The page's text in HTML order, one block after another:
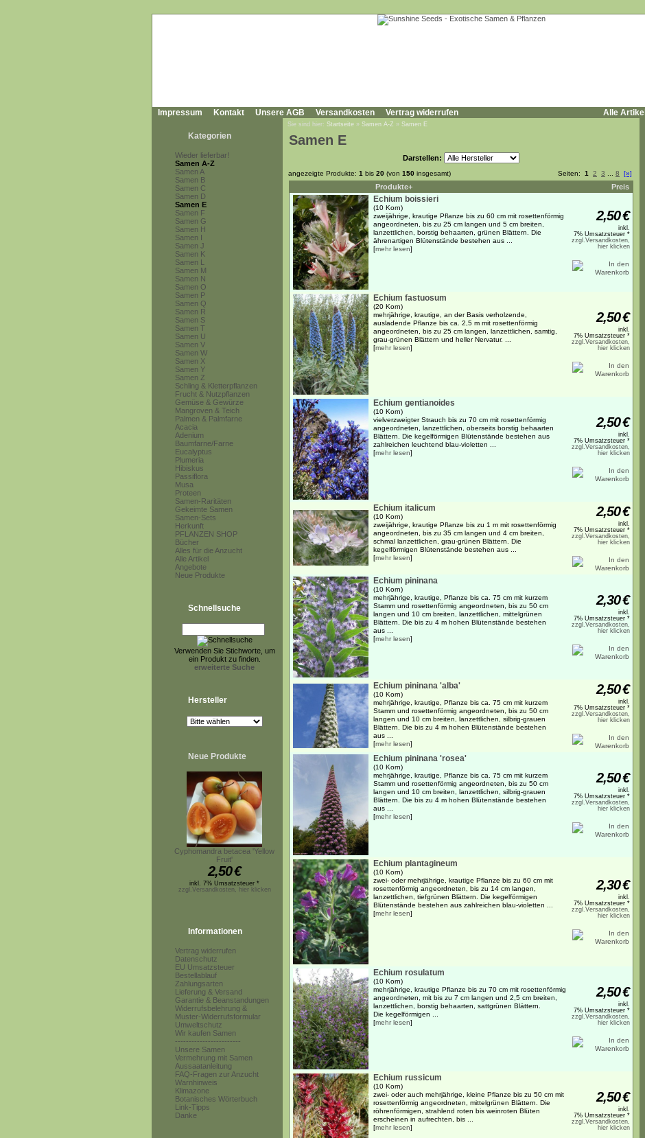
Impressum Kontakt Unsere AGB Versandkosten Vertrag widerrufen Alle Artikel
Kategorien
Wieder lieferbar!
Samen A-Z
Samen A
Samen B
Samen C
Samen D
Samen E
Samen F
Samen G
Samen H
Samen I
Samen J
Samen K
Samen L
Samen M
Samen N
Samen O
Samen P
Samen Q
Samen R
Samen S
Samen T
Samen U
Samen V
Samen W
Samen X
Samen Y
Samen Z
Schling & Kletterpflanzen
Frucht & Nutzpflanzen
Gemüse & Gewürze
Mangroven & Teich
Palmen & Palmfarne
Acacia
Adenium
Baumfarne/Farne
Eucalyptus
Plumeria
Hibiskus
Passiflora
Musa
Proteen
Samen-Raritäten
Gekeimte Samen
Samen-Sets
Herkunft
PFLANZEN SHOP
Bücher
Alles für die Anzucht
Alle Artikel
Angebote
Neue Produkte
Schnellsuche
Verwenden Sie Stichworte, um
ein Produkt zu finden.
erweiterte Suche
Hersteller
Neue Produkte
Cyphomandra betacea 'Yellow
Fruit'
2,50€
inkl. 7% Umsatzsteuer *
zzgl.Versandkosten, hier klicken
Informationen
Vertrag widerrufen
Datenschutz
EU Umsatzsteuer
Bestellablauf
Zahlungsarten
Lieferung & Versand
Garantie & Beanstandungen
Widerrufsbelehrung &
Muster-Widerrufsformular
Umweltschutz
Wir kaufen Samen
------------------------
Unsere Samen
Vermehrung mit Samen
Aussaatanleitung
FAQ-Fragen zur Anzucht
Warnhinweis
Klimazone
Botanisches Wörterbuch
Link-Tipps
Danke
Sie sind hier: Startseite » Samen A-Z » Samen E
Samen E
Darstellen:
angezeigte Produkte: 1 bis 20 (von 150 insgesamt) Seiten: 1 2 3 8 [»]
Produkte+ Preis
Echium boissieri
(10 Korn)
zweijährige, krautige Pflanze bis zu 60 cm mit rosettenförmig
angeordneten, bis zu 25 cm langen und 5 cm breiten,
lanzettlichen, borstig behaarten, grünen Blättern. Die
ährenartigen Blütenstände bestehen aus ...
[mehr lesen]
2,50€
inkl.
7% Umsatzsteuer *
zzgl.Versandkosten,
hier klicken
Echium fastuosum
(20 Korn)
mehrjährige, krautige, an der Basis verholzende,
ausladende Pflanze bis ca. 2,5 m mit rosettenförmig
angeordneten, bis zu 25 cm langen, lanzettlichen, samtig,
grau-grünen Blättern und heller Nervatur. ...
[mehr lesen]
2,50€
inkl.
7% Umsatzsteuer *
zzgl.Versandkosten,
hier klicken
Echium gentianoides
(10 Korn)
vielverzweigter Strauch bis zu 70 cm mit rosettenförmig
angeordneten, lanzettlichen, oberseits borstig behaarten
Blättern. Die kegelförmigen Blütenstände bestehen aus
zahlreichen leuchtend blau-violetten ...
[mehr lesen]
2,50€
inkl.
7% Umsatzsteuer *
zzgl.Versandkosten,
hier klicken
Echium italicum
(10 Korn)
zweijährige, krautige Pflanze bis zu 1 m mit rosettenförmig
angeordneten, bis zu 35 cm langen und 4 cm breiten,
schmal lanzettlichen, grau-grünen Blättern. Die
kegelförmigen Blütenstände bestehen aus ...
[mehr lesen]
2,50€
inkl.
7% Umsatzsteuer *
zzgl.Versandkosten,
hier klicken
Echium pininana
(10 Korn)
mehrjährige, krautige, Pflanze bis ca. 75 cm mit kurzem
Stamm und rosettenförmig angeordneten, bis zu 50 cm
langen und 10 cm breiten, lanzettlichen, mittelgrünen
Blättern. Die bis zu 4 m hohen Blütenstände bestehen
aus ...
[mehr lesen]
2,30€
inkl.
7% Umsatzsteuer *
zzgl.Versandkosten,
hier klicken
Echium pininana 'alba'
(10 Korn)
mehrjährige, krautige, Pflanze bis ca. 75 cm mit kurzem
Stamm und rosettenförmig angeordneten, bis zu 50 cm
langen und 10 cm breiten, lanzettlichen, silbrig-grauen
Blättern. Die bis zu 4 m hohen Blütenstände bestehen
aus ...
[mehr lesen]
2,50€
inkl.
7% Umsatzsteuer *
zzgl.Versandkosten,
hier klicken
Echium pininana 'rosea'
(10 Korn)
mehrjährige, krautige, Pflanze bis ca. 75 cm mit kurzem
Stamm und rosettenförmig angeordneten, bis zu 50 cm
langen und 10 cm breiten, lanzettlichen, silbrig-grauen
Blättern. Die bis zu 4 m hohen Blütenstände bestehen
aus ...
[mehr lesen]
2,50€
inkl.
7% Umsatzsteuer *
zzgl.Versandkosten,
hier klicken
Echium plantagineum
(10 Korn)
zwei- oder mehrjährige, krautige Pflanze bis zu 60 cm mit
rosettenförmig angeordneten, bis zu 14 cm langen,
lanzettlichen, tiefgrünen Blättern. Die kegelförmigen
Blütenstände bestehen aus zahlreichen blau-violetten ...
[mehr lesen]
2,30€
inkl.
7% Umsatzsteuer *
zzgl.Versandkosten,
hier klicken
Echium rosulatum
(10 Korn)
mehrjährige, krautige Pflanze bis zu 70 cm mit rosettenförmig
angeordneten, mit bis zu 7 cm langen und 2,5 cm breiten,
lanzettlichen, borstig behaarten, sattgrünen Blättern.
Die kegelförmigen ...
[mehr lesen]
2,50€
inkl.
7% Umsatzsteuer *
zzgl.Versandkosten,
hier klicken
Echium russicum
(10 Korn)
zwei- oder auch mehrjährige, kleine Pflanze bis zu 50 cm mit
rosettenförmig angeordneten, mittelgrünen Blättern. Die
röhrenförmigen, strahlend roten bis weinroten Blüten
erscheinen in aufrechten, bis ...
[mehr lesen]
2,50€
inkl.
7% Umsatzsteuer *
zzgl.Versandkosten,
hier klicken